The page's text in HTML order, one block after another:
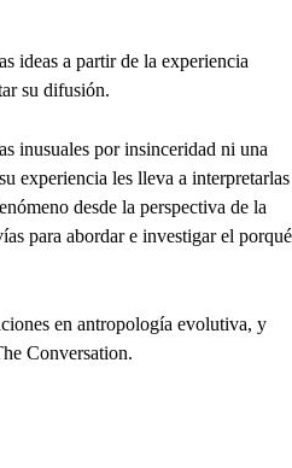
ideas a partir de la experiencia
su difusión.
inusuales por insinceridad ni una
experiencia les lleva a interpretarlas
desde la perspectiva de la
para abordar e investigar el porqué
en antropología evolutiva, y
Conversation.